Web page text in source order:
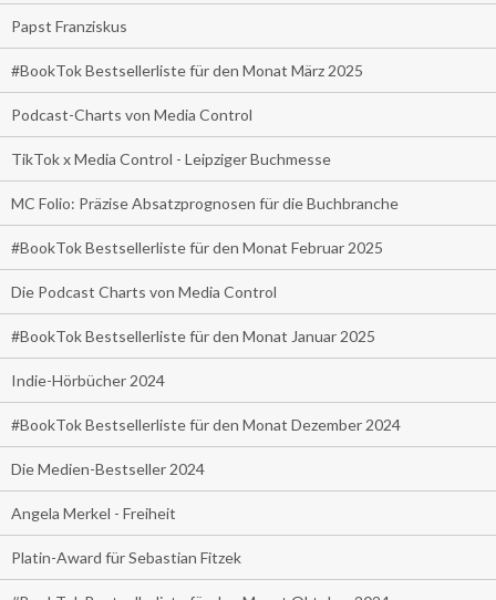
Papst Franziskus
#BookTok Bestsellerliste für den Monat März 2025
Podcast-Charts von Media Control
TikTok x Media Control - Leipziger Buchmesse
MC Folio: Präzise Absatzprognosen für die Buchbranche
#BookTok Bestsellerliste für den Monat Februar 2025
Die Podcast Charts von Media Control
#BookTok Bestsellerliste für den Monat Januar 2025
Indie-Hörbücher 2024
#BookTok Bestsellerliste für den Monat Dezember 2024
Die Medien-Bestseller 2024
Angela Merkel - Freiheit
Platin-Award für Sebastian Fitzek